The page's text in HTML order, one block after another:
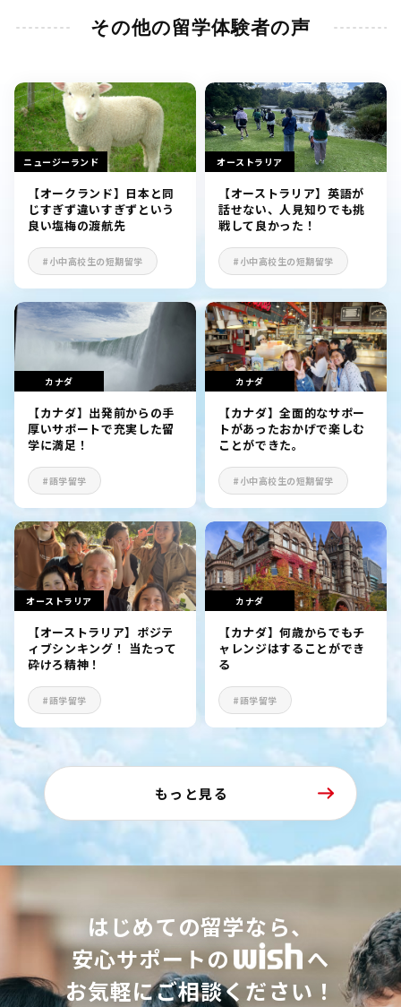
その他の留学体験者の声
ニュージーランド
【オークランド】日本と同
じすぎず違いすぎずという
良い塩梅の渡航先
#小中高校生の短期留学
オーストラリア
【オーストラリア】英語が
話せない、人見知りでも挑
戦して良かった！
#小中高校生の短期留学
カナダ
【カナダ】出発前からの手
厚いサポートで充実した留
学に満足！
#語学留学
カナダ
【カナダ】全面的なサポー
トがあったおかげで楽しむ
ことができた。
#小中高校生の短期留学
オーストラリア
【オーストラリア】ポジテ
ィブシンキング！ 当たって
砕けろ精神！
#語学留学
カナダ
【カナダ】何歳からでもチ
ャレンジはすることができ
る
#語学留学
もっと見る
はじめての留学なら、
安心サポートの
へ
お気軽にご相談ください！